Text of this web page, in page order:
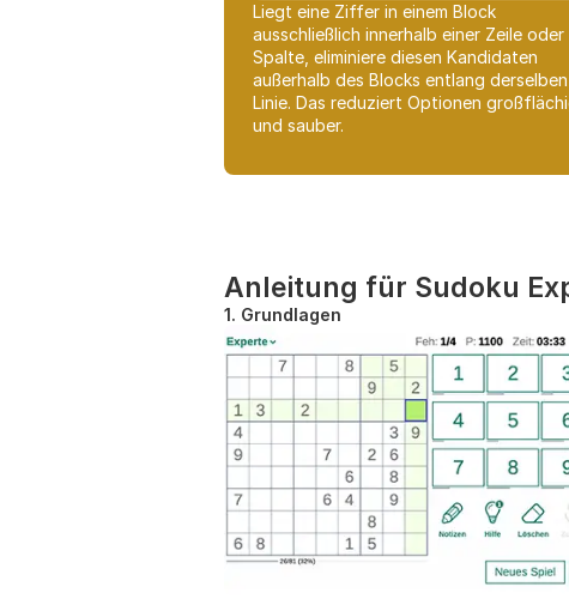
Liegt eine Ziffer in einem Block
ausschließlich innerhalb einer Zeile oder
Spalte, eliminiere diesen Kandidaten
außerhalb des Blocks entlang derselben
Linie. Das reduziert Optionen
und sauber.
Anleitung für Sudoku
1. Grundlagen